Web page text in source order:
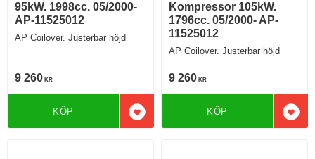
95kW. 1998cc. 05/2000-
AP-11525012
AP Coilover. Justerbar höjd
9 260 KR
Lägg till i favoriter
KÖP
Kompressor 105kW.
1796cc. 05/2000- AP-
11525012
AP Coilover. Justerbar höjd
9 260 KR
KÖP